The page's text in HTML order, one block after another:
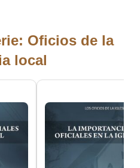
Oficios de la
local